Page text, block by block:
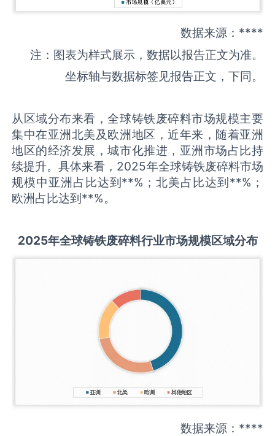
数据来源：****
注：图表为样式展示，数据以报告正文为准。
坐标轴与数据标签见报告正文，下同。
从区域分布来看，全球铸铁废碎料市场规模主要
集中在亚洲北美及欧洲地区，近年来，随着亚洲
地区的经济发展，城市化推进，亚洲市场占比持
续提升。具体来看，2025年全球铸铁废碎料市场
规模中亚洲占比达到**%；北美占比达到**%；
欧洲占比达到**%。
2025年全球铸铁废碎料行业市场规模区域分布
数据来源：****